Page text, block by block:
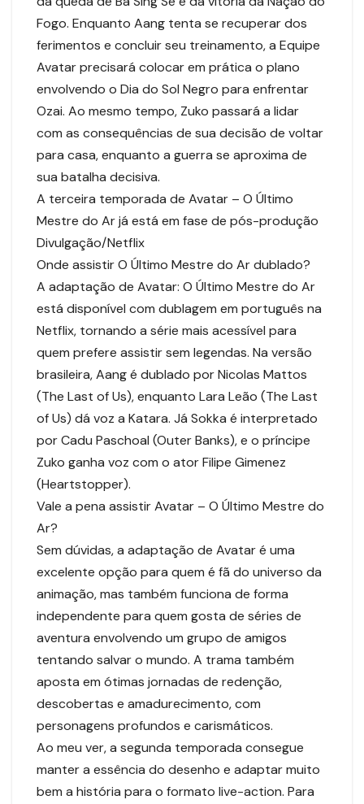
Fogo. Enquanto Aang tenta se recuperar dos
ferimentos e concluir seu treinamento, a Equipe
Avatar precisará colocar em prática o plano
envolvendo o Dia do Sol Negro para enfrentar
Ozai. Ao mesmo tempo, Zuko passará a lidar
com as consequências de sua decisão de voltar
para casa, enquanto a guerra se aproxima de
sua batalha decisiva.
A terceira temporada de Avatar – O Último
Mestre do Ar já está em fase de pós-produção
Divulgação/Netflix
Onde assistir O Último Mestre do Ar dublado?
A adaptação de Avatar: O Último Mestre do Ar
está disponível com dublagem em português na
Netflix, tornando a série mais acessível para
quem prefere assistir sem legendas. Na versão
brasileira, Aang é dublado por Nicolas Mattos
(The Last of Us), enquanto Lara Leão (The Last
of Us) dá voz a Katara. Já Sokka é interpretado
por Cadu Paschoal (Outer Banks), e o príncipe
Zuko ganha voz com o ator Filipe Gimenez
(Heartstopper).
Vale a pena assistir Avatar – O Último Mestre do
Ar?
Sem dúvidas, a adaptação de Avatar é uma
excelente opção para quem é fã do universo da
animação, mas também funciona de forma
independente para quem gosta de séries de
aventura envolvendo um grupo de amigos
tentando salvar o mundo. A trama também
aposta em ótimas jornadas de redenção,
descobertas e amadurecimento, com
personagens profundos e carismáticos.
Ao meu ver, a segunda temporada consegue
manter a essência do desenho e adaptar muito
bem a história para o formato live-action. Para